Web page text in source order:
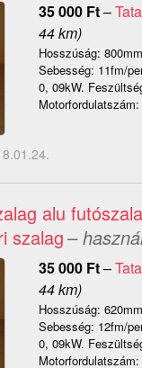
35 000 Ft–
44 km)
Hosszúság:
Sebesség: 11fm/
0, 09kW.
alu
szalag–
35 000 Ft–
44 km)
Hosszúság:
Sebesség: 12fm/
0, 09kW.